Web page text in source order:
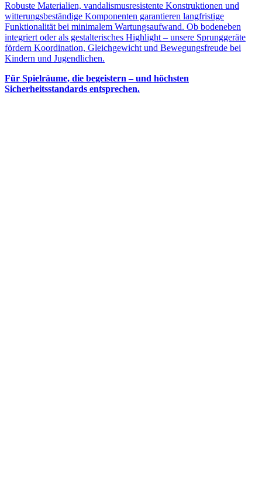
Robuste Materialien, vandalismusresistente Konstruktionen und
witterungsbeständige Komponenten garantieren langfristige
Funktionalität bei minimalem Wartungsaufwand. Ob bodeneben
integriert oder als gestalterisches Highlight – unsere Sprunggeräte
fördern Koordination, Gleichgewicht und Bewegungsfreude bei
Kindern und Jugendlichen.
Für Spielräume, die begeistern – und höchsten
Sicherheitsstandards entsprechen.